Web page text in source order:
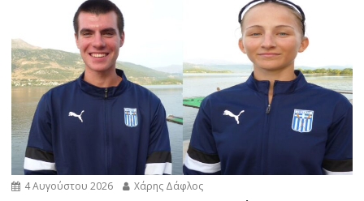
4 Αυγούστου 2026 Χάρης Δάφλος